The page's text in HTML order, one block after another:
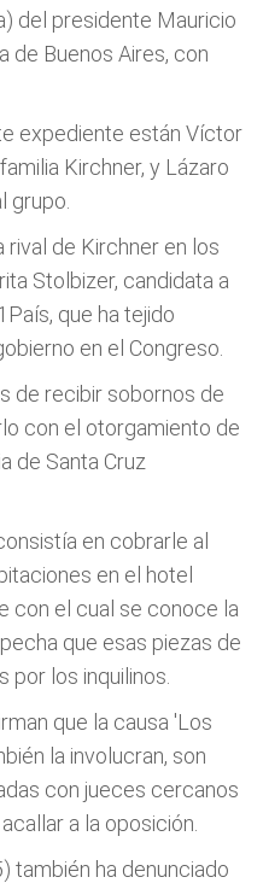
del presidente Mauricio
de Buenos Aires, con
expediente están Víctor
Kirchner, y Lázaro
grupo.
rival de Kirchner en los
Stolbizer, candidata a
que ha tejido
en el Congreso.
de recibir sobornos de
con el otorgamiento de
de Santa Cruz
en cobrarle al
en el hotel
con el cual se conoce la
que esas piezas de
por los inquilinos.
que la causa 'Los
la involucran, son
con jueces cercanos
a la oposición.
también ha denunciado